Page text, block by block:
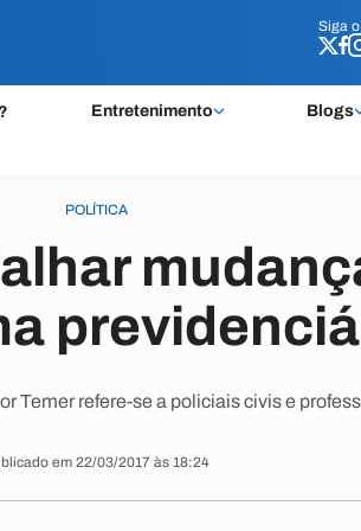
Siga o
Entretenimento Blogs
Siga o
POLÍTICA
Temer refere-se a policiais civis e
em 22/03/2017 às 18:24